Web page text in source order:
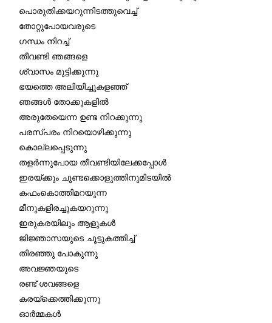
പൊരുതിക്കയറുന്നിടത്തുവെച്ച്
തോറ്റുപോയവരുടെ
ഗന്ധം നിറച്ച്
തീവണ്ടി ഞങ്ങളെ
ശ്വാസം മുട്ടിക്കുന്നു
ഭയത്തെ അലിയിച്ചുകളഞ്ഞ്
ഞങ്ങൾ തോക്കുകളിൽ
അരുതേയെന്ന ഉണ്ട നിറക്കുന്നു
പരസ്പരം നിറയൊഴിക്കുന്നു
കൊല്ലപ്പെടുന്നു
തളർന്നുപോയ തീവണ്ടിയിലേക്കപ്പോൾ
ഇരയ്ക്കും ചൂണ്ടക്കൊളുത്തിനുമിടയിൽ
കഫംകൊത്തിമറയുന്ന
മീനുകളിരച്ചുകയറുന്നു
ഇരുകരയിലും ആളുകൾ
ജിജ്ഞാസയുടെ ചൂട്ടുകത്തിച്ച്
തിരഞ്ഞു പോകുന്നു
അവജ്ഞയുടെ
രണ്ട് ശവങ്ങളെ
കരയ്ക്കെത്തിക്കുന്നു
ഓർമ്മകൾ